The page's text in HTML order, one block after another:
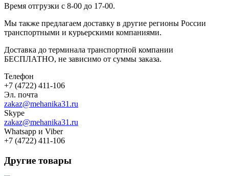
Время отгрузки с 8-00 до 17-00.
Мы также предлагаем доставку в другие регионы России
транспортными и курьерскими компаниями.
Доставка до терминала транспортной компании
БЕСПЛАТНО, не зависимо от суммы заказа.
Телефон
+7 (4722) 411-106
Эл. почта
zakaz@mehanika31.ru
Skype
zakaz@mehanika31.ru
Whatsapp и Viber
+7 (4722) 411-106
Другие товары